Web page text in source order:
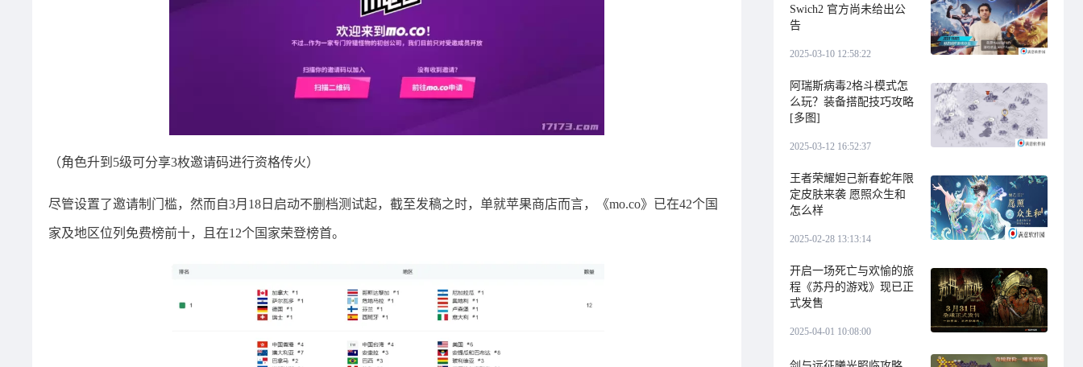
（角色升到5级可分享3枚邀请码进行资格传火）
尽管设置了邀请制门槛，然而自3月18日启动不删档测试起，截至发稿之时，单就苹果商店而言，《mo.co》已在42个国
家及地区位列免费榜前十，且在12个国家荣登榜首。
Swich2 官方尚未给出公
告
2025-03-10 12:58:22
阿瑞斯病毒2格斗模式怎
么玩？装备搭配技巧攻略
[多图]
2025-03-12 16:52:37
王者荣耀妲己新春蛇年限
定皮肤来袭 愿照众生和
怎么样
2025-02-28 13:13:14
开启一场死亡与欢愉的旅
程《苏丹的游戏》现已正
式发售
2025-04-01 10:08:00